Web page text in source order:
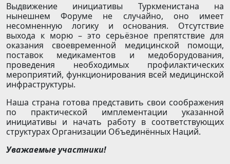
Выдвижение инициативы Туркменистана на
нынешнем Форуме не случайно, оно имеет
несомненную логику и основания. Отсутствие
выхода к морю – это серьёзное препятствие для
оказания своевременной медицинской помощи,
поставок медикаментов и медоборудования,
проведения необходимых профилактических
мероприятий, функционирования всей медицинской
инфраструктуры.
Наша страна готова представить свои соображения
по практической имплементации указанной
инициативы и начать работу в соответствующих
структурах Организации Объединённых Наций.
Уважаемые участники!